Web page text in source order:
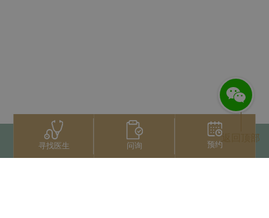
寻找医生 问询 预约
返回顶部